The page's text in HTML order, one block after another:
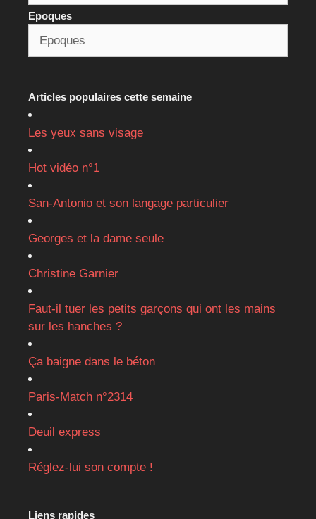
Epoques
Articles populaires cette semaine
Les yeux sans visage
Hot vidéo n°1
San-Antonio et son langage particulier
Georges et la dame seule
Christine Garnier
Faut-il tuer les petits garçons qui ont les mains
sur les hanches ?
Ça baigne dans le béton
Paris-Match n°2314
Deuil express
Réglez-lui son compte !
Liens rapides